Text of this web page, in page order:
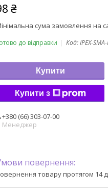
₴
сума замовлення на
до відправки Код:IPEX-
Купити
Купити з
+380 (66) 303-07-00
Менеджер
товару протягом 14